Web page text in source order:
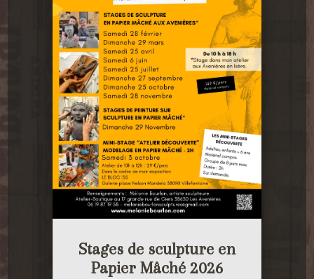
Stages de sculpture en
Papier Mâché 2026